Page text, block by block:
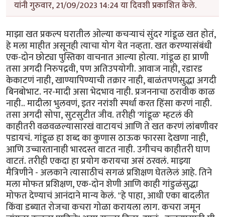
यांनी गुरुवार, 21/09/2023 14:24 या दिवशी प्रकाशित केले.
माझा खत प्रकल्प घरातील ओल्या कचऱ्याचं सुंदर गांडूळ खत होतं,
हे मला माहीत असूनही त्याचा योग येत नव्हता. खत करण्यासंबंधी
एक-दोन छोट्या पुस्तिका वाचनात आल्या होत्या. गांडूळ हा प्राणी
तसा अगदी निरुपद्रवी, पण अतिउपयोगी. आवाज नाही, रडारड
केकाटणं नाही, खाण्यापिण्याची तक्रार नाही, बाळंतपणसुद्धा अगदी
बिनबोभाट. नर-मादी असा भेदभाव नाही. प्रजननाचा ठरावीक काळ
नाही.. मादीला भुलवणं, इतर नरांशी स्पर्धा करत हिंसा करणं नाही.
तसा अगदी सोपा, सुटसुटीत जीव. तरीही 'गांडूळ' म्हटलं की
काहीतरी वळवळल्यासारखं वाटायचं आणि ते खत करणं लांबणीवर
पडायचं. गांडूळ हा शब्द का कुणास ठाऊक फारसा देखणा नाही,
आणि उच्चारतानाही भारदस्त वाटत नाही. उगीचच काहीतरी घाण
वाटतं. तरीही एकदा हा प्रयोग करायचा असं ठरवलं. माझ्या
मैत्रिणीने - अलकाने त्यासाठीचं सगळं प्रशिक्षण घेतलेलं आहे. तिने
मला मोफत प्रशिक्षण, एक-दोन शेणी आणि काही गांडुळंसुद्धा
मोफत देण्याचं आनंदाने मान्य केलं. "हे पाहा, आधी एका बादलीत
किंवा डब्यात रोजचा कचरा गोळा करायला लाग. कचरा जमून